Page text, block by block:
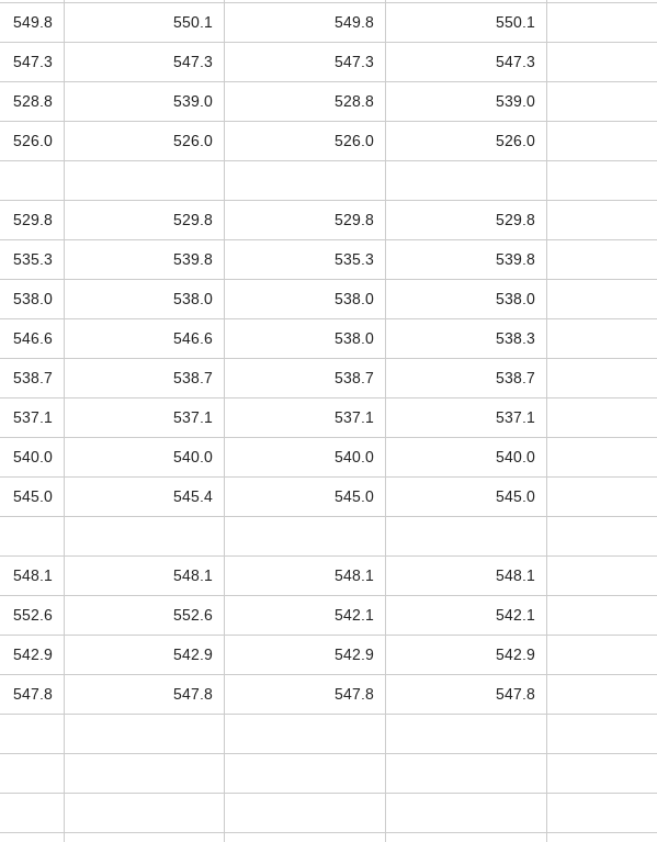
549.8 550.1 549.8 550.1
547.3 547.3 547.3 547.3
528.8 539.0 528.8 539.0
526.0 526.0 526.0 526.0
529.8 529.8 529.8 529.8
535.3 539.8 535.3 539.8
538.0 538.0 538.0 538.0
546.6 546.6 538.0 538.3
538.7 538.7 538.7 538.7
537.1 537.1 537.1 537.1
540.0 540.0 540.0 540.0
545.0 545.4 545.0 545.0
548.1 548.1 548.1 548.1
552.6 552.6 542.1 542.1
542.9 542.9 542.9 542.9
547.8 547.8 547.8 547.8